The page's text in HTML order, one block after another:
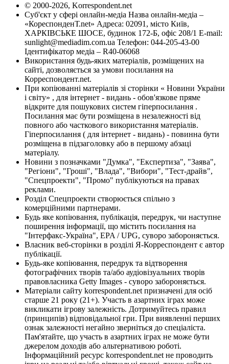
© 2000-2026, Korrespondent.net
Суб'єкт у сфері онлайн-медіа Назва онлайн-медіа –
«КореспонденТ.net» Адреса: 02091, місто Київ,
ХАРКІВСЬКЕ ШОСЕ, будинок 172-Б, офіс 208/1 E-mail:
sunlight@mediadim.com.ua Телефон: 044-205-43-00
Ідентифікатор медіа – R40-06068
Використання будь-яких матеріалів, розміщених на
сайті, дозволяється за умови посилання на
Корреспондент.net.
При копіюванні матеріалів зі сторінки « Новини України
і світу» , для інтернет - видань - обов'язкове пряме
відкрите для пошукових систем гіперпосилання .
Посилання має бути розміщена в незалежності від
повного або часткового використання матеріалів.
Гіперпосилання ( для інтернет - видань) - повинна бути
розміщена в підзаголовку або в першому абзаці
матеріалу.
Новини з позначками "Думка", "Експертиза", "Заява",
"Регіони", "Гроші", "Влада", "Вибори", "Тест-драйв",
"Спецпроекти", "Промо" публікуються на правах
реклами.
Розділ Спецпроекти створюється спільно з
комерційними партнерами.
Будь яке копіювання, публікація, передрук, чи наступне
поширення інформації, що містить посилання на
"Інтерфакс-Україна", EPA / UPG, суворо забороняється.
Власник веб-сторінки в розділі Я-Корреспондент є автор
публікації.
Будь-яке копіювання, передрук та відтворення
фотографічних творів та/або аудіовізуальних творів
правовласника Getty Images - суворо забороняється.
Матеріали сайту korrespondent.net призначені для осіб
старше 21 року (21+). Участь в азартних іграх може
викликати ігрову залежність. Дотримуйтесь правил
(принципів) відповідальної гри. При виявленні перших
ознак залежності негайно зверніться до спеціаліста.
Пам'ятайте, що участь в азартних іграх не може бути
джерелом доходів або альтернативою роботі.
Інформаційний ресурс korrespondent.net не проводить